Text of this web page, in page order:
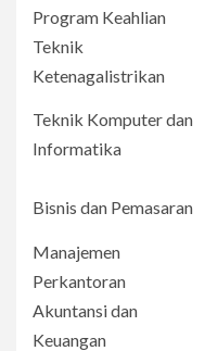
Program Keahlian
Teknik
Ketenagalistrikan
Teknik Komputer dan
Informatika
Bisnis dan Pemasaran
Manajemen
Perkantoran
Akuntansi dan
Keuangan